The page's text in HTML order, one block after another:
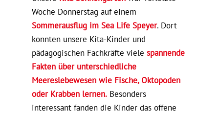
Woche Donnerstag auf einem
Sommerausflug im Sea Life Speyer. Dort
konnten unsere Kita-Kinder und
pädagogischen Fachkräfte viele spannende
Fakten über unterschiedliche
Meereslebewesen wie Fische, Oktopoden
oder Krabben lernen.Besonders
interessant fanden die Kinder das offene